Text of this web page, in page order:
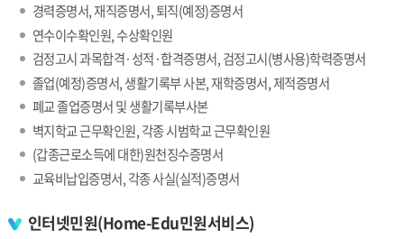
경력증명서, 재직증명서, 퇴직(예정)증명서
연수이수확인원, 수상확인원
검정고시 과목합격·성적·합격증명서, 검정고시(병사용)학력증명서
졸업(예정)증명서, 생활기록부 사본, 재학증명서, 제적증명서
폐교 졸업증명서 및 생활기록부사본
벽지학교 근무확인원, 각종 시범학교 근무확인원
(갑종근로소득에 대한)원천징수증명서
교육비납입증명서, 각종 사실(실적)증명서
인터넷민원(Home-Edu민원서비스)